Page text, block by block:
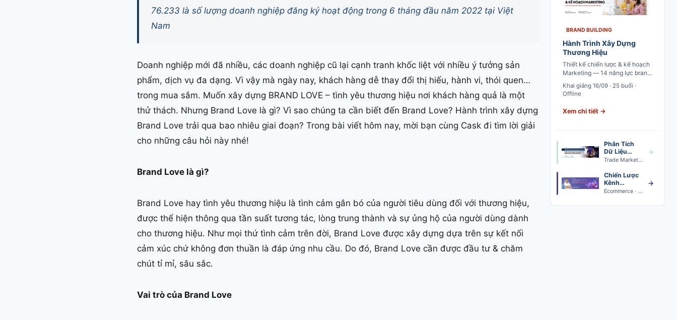
BRAND BUILDING
Hành Trình Xây Dựng
Thương Hiệu
Thiết kế chiến lược & kế hoạch
Marketing — 14 năng lực brand
marketing từ market analysis
đến brand plan execution
Khai giảng 16/09 · 25 buổi ·
Offline
Xem chi tiết →
Phân Tích
Dữ Liệu
Trade
Trade Marketing Data Analytics · Khai giảng 24/08
→
Chiến Lược
Kênh
Thương MạiEcommerce · Khai giảng 24/08
→
76.233 là số lượng doanh nghiệp đăng ký hoạt động trong 6 tháng đầu năm 2022 tại Việt
Nam
Doanh nghiệp mới đã nhiều, các doanh nghiệp cũ lại cạnh tranh khốc liệt với nhiều ý tưởng sản
phẩm, dịch vụ đa dạng. Vì vậy mà ngày nay, khách hàng dễ thay đổi thị hiếu, hành vi, thói quen…
trong mua sắm. Muốn xây dựng BRAND LOVE – tình yêu thương hiệu nơi khách hàng quả là một
thử thách. Nhưng Brand Love là gì? Vì sao chúng ta cần biết đến Brand Love? Hành trình xây dựng
Brand Love trải qua bao nhiêu giai đoạn? Trong bài viết hôm nay, mời bạn cùng Cask đi tìm lời giải
cho những câu hỏi này nhé!
Brand Love là gì?
Brand Love hay tình yêu thương hiệu là tình cảm gắn bó của người tiêu dùng đối với thương hiệu,
được thể hiện thông qua tần suất tương tác, lòng trung thành và sự ủng hộ của người dùng dành
cho thương hiệu. Như mọi thứ tình cảm trên đời, Brand Love được xây dựng dựa trên sự kết nối
cảm xúc chứ không đơn thuần là đáp ứng nhu cầu. Do đó, Brand Love cần được đầu tư & chăm
chút tỉ mỉ, sâu sắc.
Vai trò của Brand Love